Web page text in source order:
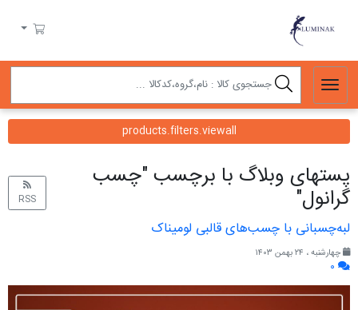
سبد خرید
products.filters.viewall
پست‎های وبلاگ با برچسب "چسب
گرانول" RSS
لبه‌چسبانی با چسب‌های قالبی لومیناک
چهارشنبه ، ۲۴ بهمن ۱۴۰۳
۰